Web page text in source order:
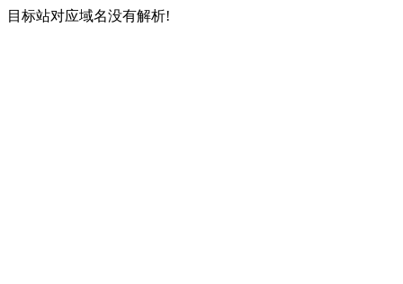
目标站对应域名没有解析!